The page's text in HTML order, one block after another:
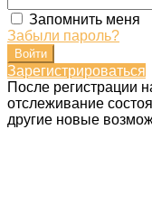
Запомнить меня
Забыли пароль?
Зарегистрироваться
После регистрации
отслеживание
другие новые